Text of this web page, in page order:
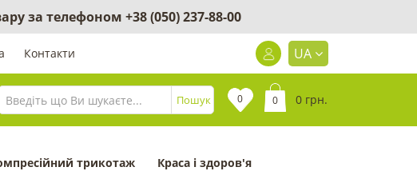
за телефоном +38 (050) 237-88-00
Контакти UA
Пошук 0 0 0 грн.
трикотаж Краса і здоров'я